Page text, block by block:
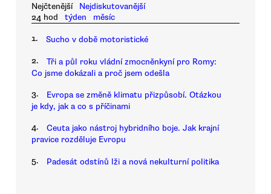
Nejčtenější
Nejdiskutovanější
24 hod
týden měsíc
1. Sucho v době motoristické
2.
Tři a půl roku vládní zmocněnkyní pro Romy:
Co jsme dokázali a proč jsem odešla
3.
Evropa se změně klimatu přizpůsobí. Otázkou
je kdy, jak a co s příčinami
4.
Ceuta jako nástroj hybridního boje. Jak krajní
pravice rozděluje Evropu
5. Padesát odstínů lži a nová nekulturní politika